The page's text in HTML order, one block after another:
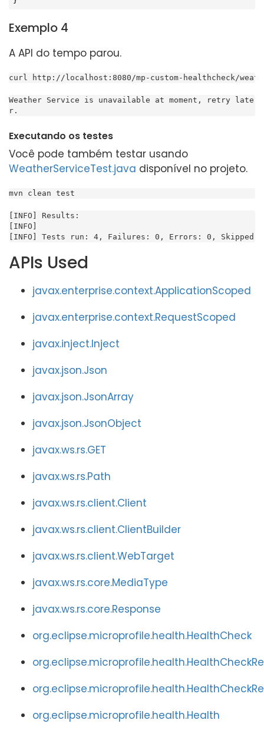
Exemplo 4
A API do tempo parou.
curl http://localhost:8080/mp-custom-healthcheck/
Weather Service is unavailable at moment, retry late
r.
Executando os testes
Você pode também testar usando
WeatherServiceTest.java disponível no projeto.
mvn clean test
[INFO] Results:
[INFO]
[INFO] Tests run: 4, Failures: 0, Errors: 0, Skipped:
APIs Used
javax.enterprise.context.ApplicationScoped
javax.enterprise.context.RequestScoped
javax.inject.Inject
javax.json.Json
javax.json.JsonArray
javax.json.JsonObject
javax.ws.rs.GET
javax.ws.rs.Path
javax.ws.rs.client.Client
javax.ws.rs.client.ClientBuilder
javax.ws.rs.client.WebTarget
javax.ws.rs.core.MediaType
javax.ws.rs.core.Response
org.eclipse.microprofile.health.HealthCheck
org.eclipse.microprofile.health.Health